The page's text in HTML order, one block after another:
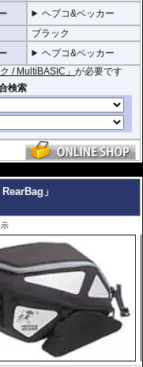
デザイン。サイドソフトバッ
なります。
くく、また高いホールド性能
す (メーカー推奨最大速度 : 13
せん)
は安全性を高めるリフレクタ
など様々なセキュリティオプ
ヘプコ&ベッカー
ブラック
ヘプコ&ベッカー
/ MultiBASIC」が必要です
」